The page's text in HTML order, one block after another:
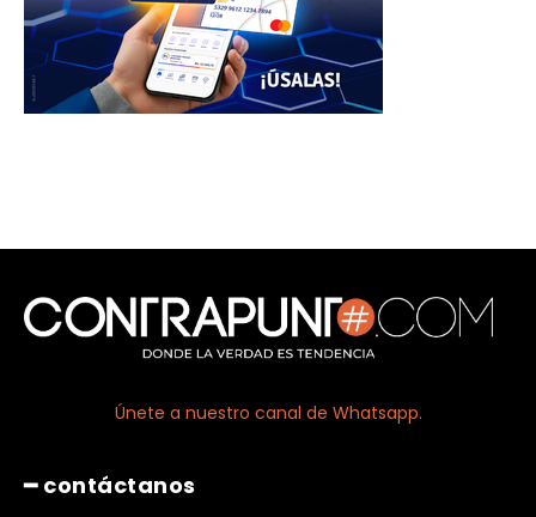
Únete a nuestro canal de Whatsapp.
━ contáctanos